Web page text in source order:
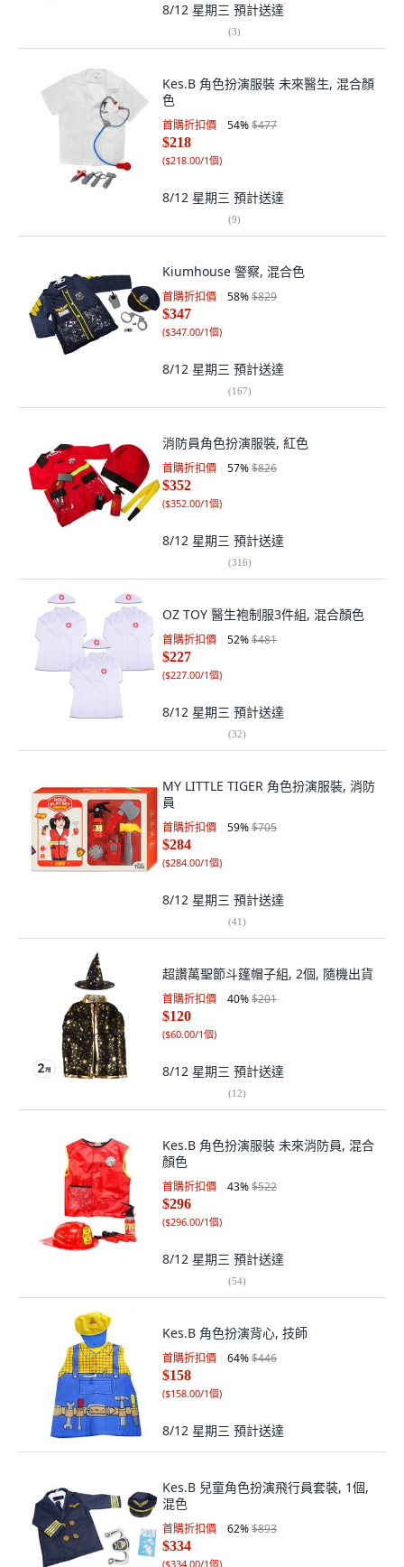
8/12 星期三 預計送達
(3)
Kes.B 角色扮演服裝 未來醫生, 混合顏
色
首購折扣價 54%$477
$218
($218.00/1個)
8/12 星期三 預計送達
(9)
Kiumhouse 警察, 混合色
首購折扣價 58%$829
$347
($347.00/1個)
8/12 星期三 預計送達
(167)
消防員角色扮演服裝, 紅色
首購折扣價 57%$826
$352
($352.00/1個)
8/12 星期三 預計送達
(316)
OZ TOY 醫生袍制服3件組, 混合顏色
首購折扣價 52%$481
$227
($227.00/1個)
8/12 星期三 預計送達
(32)
MY LITTLE TIGER 角色扮演服裝, 消防
員
首購折扣價 59%$705
$284
($284.00/1個)
8/12 星期三 預計送達
(41)
超讚萬聖節斗篷帽子組, 2個, 隨機出貨
首購折扣價 40%$201
$120
($60.00/1個)
8/12 星期三 預計送達
(12)
Kes.B 角色扮演服裝 未來消防員, 混合
顏色
首購折扣價 43%$522
$296
($296.00/1個)
8/12 星期三 預計送達
(54)
Kes.B 角色扮演背心, 技師
首購折扣價 64%$446
$158
($158.00/1個)
8/12 星期三 預計送達
Kes.B 兒童角色扮演飛行員套裝, 1個,
混色
首購折扣價 62%$893
$334
($334.00/1個)